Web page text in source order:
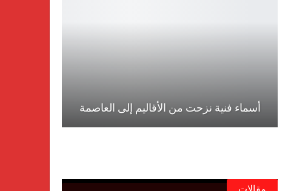
أسماء فنية نزحت من الأقاليم إلى العاصمة
مقالات